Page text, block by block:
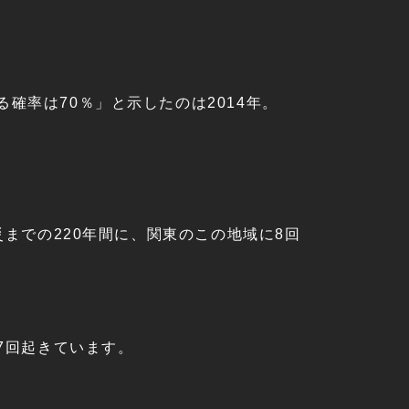
確率は70％」と示したのは2014年。
での220年間に、関東のこの地域に8回
起きています。